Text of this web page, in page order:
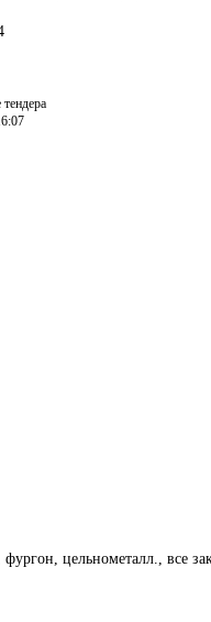
цельнометалл., все